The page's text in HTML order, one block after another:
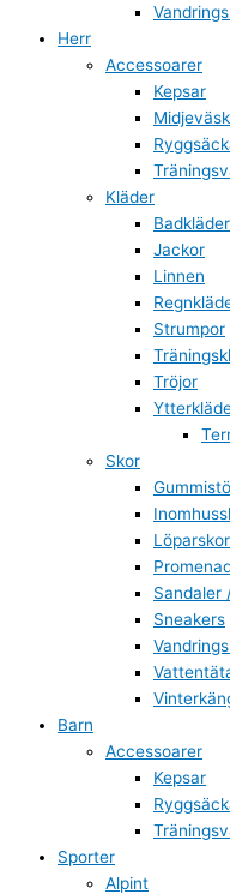
Herr
Accessoarer
Kepsar
Kläder
Badkläder
Jackor
Linnen
Strumpor
Tröjor
Skor
Löparskor
Sandaler
Sneakers
Barn
Accessoarer
Kepsar
Sporter
Alpint